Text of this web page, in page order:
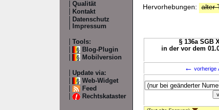
Qualität
Kontakt
Datenschutz
Impressum
Tools:
Blog-Plugin
Mobilversion
Update via:
Web-Widget
Feed
Rechtskataster
Hervorhebungen:
alter
§ 136a SGB
in der vor dem
← vorherige